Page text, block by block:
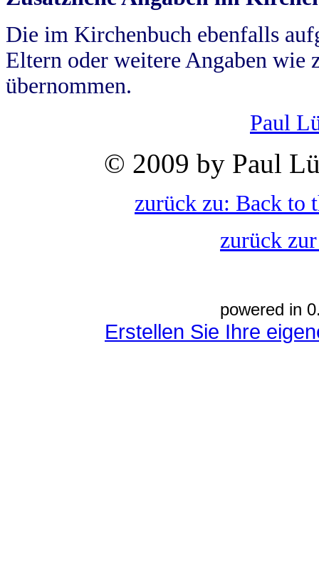
Die im Kirchenbuch ebenfalls
Eltern oder weitere Angaben wie
übernommen.
Paul
© 2009 by Paul
zurück zu: Back to
zurück
powered in
Erstellen Sie Ihre